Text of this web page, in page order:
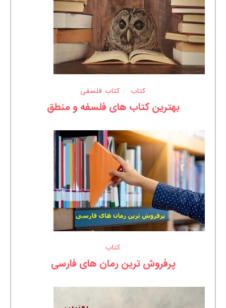
کتاب کتاب فلسفی
بهترین کتاب های فلسفه و منطق
کتاب
پرفروش ترین رمان های فارسی